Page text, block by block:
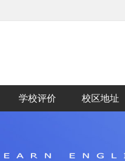
学校评价 校区地址